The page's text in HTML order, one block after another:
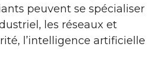
peuvent se spécialiser
les réseaux et
l’intelligence artificielle